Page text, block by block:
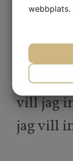
Svårt
åh jag
om
vill jag
jag vill
webbplats.